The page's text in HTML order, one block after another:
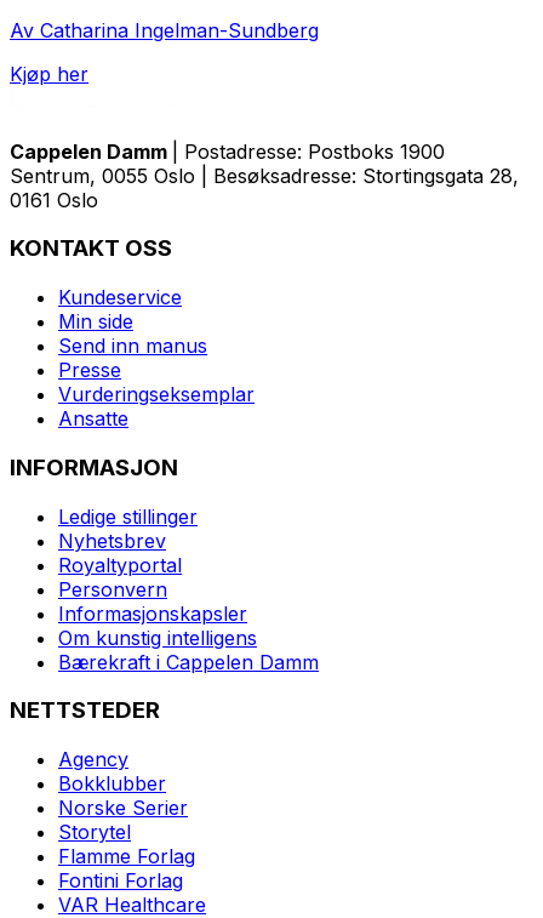
Av Catharina Ingelman-Sundberg
Kjøp her
Cappelen Damm
| Postadresse: Postboks 1900
Sentrum, 0055 Oslo | Besøksadresse: Stortingsgata 28,
0161 Oslo
KONTAKT OSS
Kundeservice
Min side
Send inn manus
Presse
Vurderingseksemplar
Ansatte
INFORMASJON
Ledige stillinger
Nyhetsbrev
Royaltyportal
Personvern
Informasjonskapsler
Om kunstig intelligens
Bærekraft i Cappelen Damm
NETTSTEDER
Agency
Bokklubber
Norske Serier
Storytel
Flamme Forlag
Fontini Forlag
VAR Healthcare